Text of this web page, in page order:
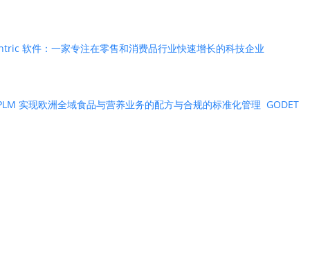
软件：一家专注在零售和消费品行业快速增长的科技企业
实现欧洲全域食品与营养业务的配方与合规的标准化管理 GODET